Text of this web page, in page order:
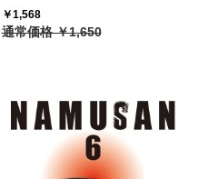
￥1,568
通常価格 ￥1,650